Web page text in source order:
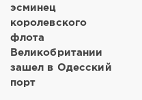
эсминец
королевского
флота
Великобритании
зашел в Одесский
порт